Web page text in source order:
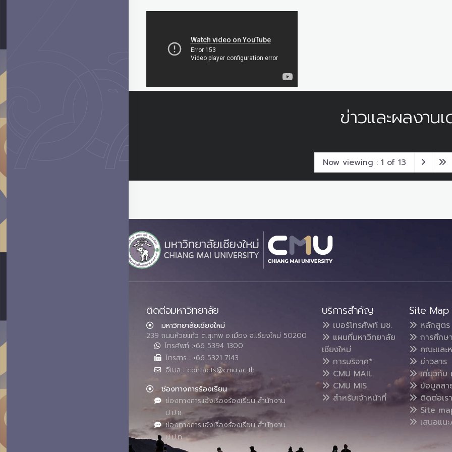
ข่าวและผลงาน
Now viewing : 1 of 13
ติดต่อมหาวิทยาลัย
มหาวิทยาลัยเชียงใหม่
239 ถนนห้วยแก้ว ต.สุเทพ อ.เมือง จ.เชียงใหม่ 50200
โทรศัพท์ :+66 5394 1300
โทรสาร : +66 5321 7143
อีเมล : contacts@cmu.ac.th
ช่องทางการร้องเรียน
ช่องทางการแจ้งเรื่องร้องเรียน สำนักงาน
ป.ป.ช.
ช่องทางการแจ้งเรื่องร้องเรียน สำนักงาน
ป.ป.ท.
บริการสำคัญ
เบอร์โทรศัพท์ มช.
แผนที่มหาวิทยาลัย
เชียงใหม่
การบริจาค*
CMU MAIL
CMU MIS
สำหรับเจ้าหน้าที่
Site Map
หลักสูตร
การศึกษ
คณะและ
ข่าวสาร
เกี่ยวกับ
ข้อมูลสา
ติดต่อเร
Site
เสนอแน